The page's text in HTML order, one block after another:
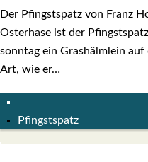
Der Pfingst­spatz von Franz
Oster­ha­se ist der
sonn­tag ein Gras­hälm­lein auf
Art, wie er…
Pfingstspatz